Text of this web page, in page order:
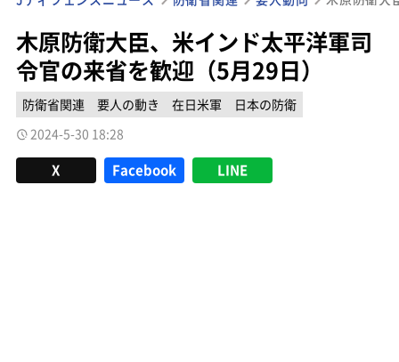
木原防衛大臣、米インド太平洋軍司
令官の来省を歓迎（5月29日）
防衛省関連 要人の動き 在日米軍
日本の防衛
2024-5-30 18:28
X Facebook LINE